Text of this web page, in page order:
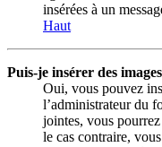
insérées à un
Haut
Puis-je insérer des
Oui, vous pouvez
l’administrateur du
jointes, vous
le cas contraire,